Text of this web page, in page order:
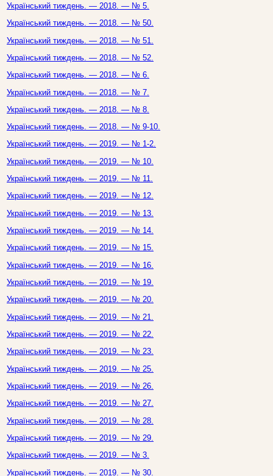
Український тиждень. — 2018. — № 5.
Український тиждень. — 2018. — № 50.
Український тиждень. — 2018. — № 51.
Український тиждень. — 2018. — № 52.
Український тиждень. — 2018. — № 6.
Український тиждень. — 2018. — № 7.
Український тиждень. — 2018. — № 8.
Український тиждень. — 2018. — № 9-10.
Український тиждень. — 2019. — № 1-2.
Український тиждень. — 2019. — № 10.
Український тиждень. — 2019. — № 11.
Український тиждень. — 2019. — № 12.
Український тиждень. — 2019. — № 13.
Український тиждень. — 2019. — № 14.
Український тиждень. — 2019. — № 15.
Український тиждень. — 2019. — № 16.
Український тиждень. — 2019. — № 19.
Український тиждень. — 2019. — № 20.
Український тиждень. — 2019. — № 21.
Український тиждень. — 2019. — № 22.
Український тиждень. — 2019. — № 23.
Український тиждень. — 2019. — № 25.
Український тиждень. — 2019. — № 26.
Український тиждень. — 2019. — № 27.
Український тиждень. — 2019. — № 28.
Український тиждень. — 2019. — № 29.
Український тиждень. — 2019. — № 3.
Український тиждень. — 2019. — № 30.